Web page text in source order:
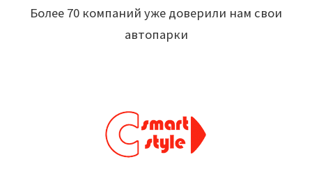
Более 70 компаний уже доверили нам свои
автопарки